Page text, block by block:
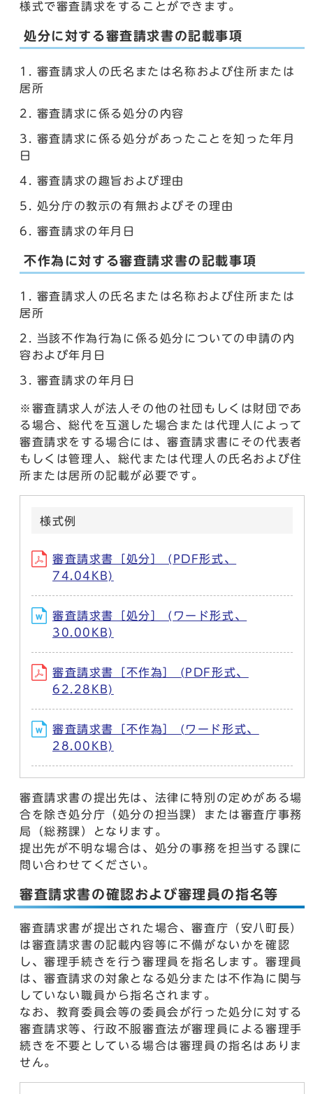
様式で審査請求をすることができます。
処分に対する審査請求書の記載事項
審査請求人の氏名または名称および住所または
居所
審査請求に係る処分の内容
審査請求に係る処分があったことを知った年月
日
審査請求の趣旨および理由
処分庁の教示の有無およびその理由
審査請求の年月日
不作為に対する審査請求書の記載事項
審査請求人の氏名または名称および住所または
居所
当該不作為行為に係る処分についての申請の内
容および年月日
審査請求の年月日
※審査請求人が法人その他の社団もしくは財団であ
る場合、総代を互選した場合または代理人によって
審査請求をする場合には、審査請求書にその代表者
もしくは管理人、総代または代理人の氏名および住
所または居所の記載が必要です。
様式例
審査請求書［処分］ (PDF形式、
74.04KB)
審査請求書［処分］ (ワード形式、
30.00KB)
審査請求書［不作為］ (PDF形式、
62.28KB)
審査請求書［不作為］ (ワード形式、
28.00KB)
審査請求書の提出先は、法律に特別の定めがある場
合を除き処分庁（処分の担当課）または審査庁事務
局（総務課）となります。
提出先が不明な場合は、処分の事務を担当する課に
問い合わせてください。
審査請求書の確認および審理員の指名等
審査請求書が提出された場合、審査庁（安八町長）
は審査請求書の記載内容等に不備がないかを確認
し、審理手続きを行う審理員を指名します。審理員
は、審査請求の対象となる処分または不作為に関与
していない職員から指名されます。
なお、教育委員会等の委員会が行った処分に対する
審査請求等、行政不服審査法が審理員による審理手
続きを不要としている場合は審理員の指名はありま
せん。